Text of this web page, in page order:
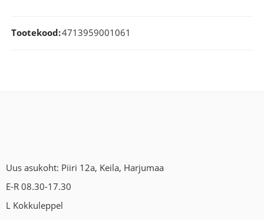
Tootekood:4713959001061
Uus asukoht: Piiri 12a, Keila, Harjumaa
E-R 08.30-17.30
L Kokkuleppel